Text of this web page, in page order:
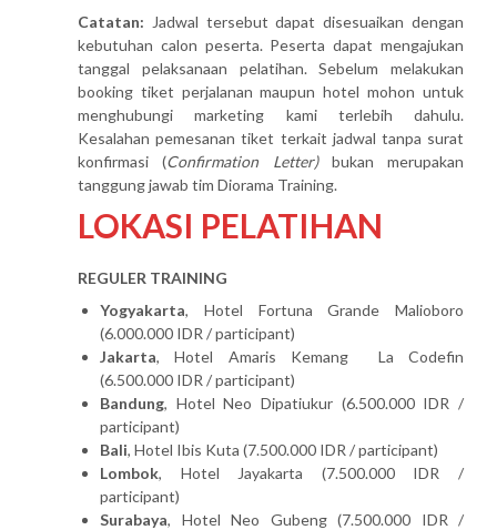
Catatan: Jadwal tersebut dapat disesuaikan dengan
kebutuhan calon peserta. Peserta dapat mengajukan
tanggal pelaksanaan pelatihan. Sebelum melakukan
booking tiket perjalanan maupun hotel mohon untuk
menghubungi marketing kami terlebih dahulu.
Kesalahan pemesanan tiket terkait jadwal tanpa surat
konfirmasi (Confirmation Letter)bukan merupakan
tanggung jawab tim Diorama Training.
LOKASI PELATIHAN
REGULER TRAINING
Yogyakarta, Hotel Fortuna Grande Malioboro
(6.000.000 IDR / participant)
Jakarta, Hotel Amaris Kemang La Codefin
(6.500.000 IDR / participant)
Bandung, Hotel Neo Dipatiukur (6.500.000 IDR /
participant)
Bali, Hotel Ibis Kuta (7.500.000 IDR / participant)
Lombok, Hotel Jayakarta (7.500.000 IDR /
participant)
Surabaya, Hotel Neo Gubeng (7.500.000 IDR /